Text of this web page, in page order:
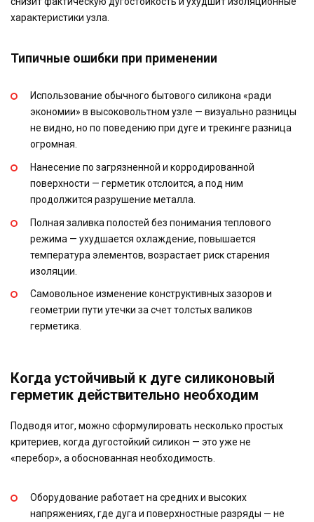
характеристики узла.
Типичные ошибки при применении
Использование обычного бытового силикона «ради
экономии» в высоковольтном узле — визуально разницы
не видно, но по поведению при дуге и трекинге разница
огромная.
Нанесение по загрязненной и корродированной
поверхности — герметик отслоится, а под ним
продолжится разрушение металла.
Полная заливка полостей без понимания теплового
режима — ухудшается охлаждение, повышается
температура элементов, возрастает риск старения
изоляции.
Самовольное изменение конструктивных зазоров и
геометрии пути утечки за счет толстых валиков
герметика.
Когда устойчивый к дуге силиконовый
герметик действительно необходим
Подводя итог, можно сформулировать несколько простых
критериев, когда дугостойкий силикон — это уже не
«перебор», а обоснованная необходимость.
Оборудование работает на средних и высоких
напряжениях, где дуга и поверхностные разряды — не